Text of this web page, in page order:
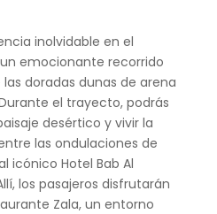
inolvidable en el
emocionante recorrido
doradas dunas de arena
el trayecto, podrás
desértico y vivir la
las ondulaciones de
icónico Hotel Bab Al
los pasajeros disfrutarán
Zala, un entorno